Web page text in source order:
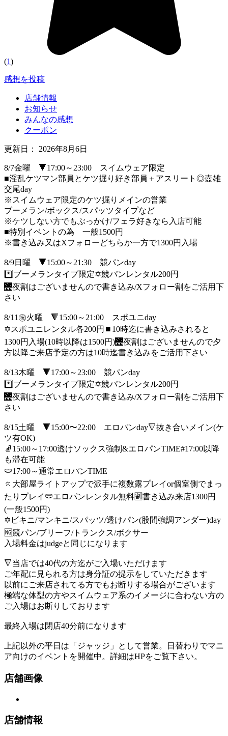
(1)
感想を投稿
店舗情報
お知らせ
みんなの感想
クーポン
更新日： 2026年8月6日
8/7金曜 🔻17:00～23:00 スイムウェア限定
■淫乱ケツマン部員とケツ掘り好き部員＋アスリート◎壺雄
交尾day
※スイムウェア限定のケツ掘りメインの営業
ブーメラン/ボックス/スパッツタイプなど
※ケツしない方でもぶっかけ/フェラ好きなら入店可能
■特別イベントの為 一般1500円
※書き込み又はXフォローどちらか一方で1300円入場
8/9日曜 🔻15:00～21:30 競パンday
*️⃣ブーメランタイプ限定✡️競パンレンタル200円
🌉夜割はございませんので書き込み/Xフォロー割をご活用下
さい
8/11㊗️火曜 🔻15:00～21:00 スポユニday
✡️スポユニレンタル各200円⏹️10時迄に書き込みされると
1300円入場(10時以降は1500円)🌉夜割はございませんので夕
方以降ご来店予定の方は10時迄書き込みをご活用下さい
8/13木曜 🔻17:00～23:00 競パンday
*️⃣ブーメランタイプ限定✡️競パンレンタル200円
🌉夜割はございませんので書き込み/Xフォロー割をご活用下
さい
8/15土曜 🔻15:00〜22:00 エロパンday🔻抜き合いメイン(ケ
ツ有OK)
🧦15:00～17:00透けソックス強制&エロパンTIME#17:00以降
も滞在可能
🩲17:00～通常エロパンTIME
🔅大部屋ライトアップで派手に複数露プレイor個室側でまっ
たりプレイ🩲エロパンレンタル無料🈹書き込み来店1300円
(一般1500円)
✡️ビキニ/マンキニ/スパッツ/透けパン(股間強調アンダー)day
🆖競パン/ブリーフ/トランクス/ボクサー
入場料金はjudgeと同じになります
🔻当店では40代の方迄がご入場いただけます
ご年配に見られる方は身分証の提示をしていただきます
以前にご来店されてる方でもお断りする場合がございます
極端な体型の方やスイムウェア系のイメージに合わない方の
ご入場はお断りしております
最終入場は閉店40分前になります
上記以外の平日は「ジャッジ」として営業。日替わりでマニ
ア向けのイベントを開催中。詳細はHPをご覧下さい。
店舗画像
店舗情報